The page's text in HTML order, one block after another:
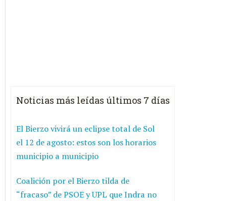
Noticias más leídas últimos 7 días
El Bierzo vivirá un eclipse total de Sol
el 12 de agosto: estos son los horarios
municipio a municipio
Coalición por el Bierzo tilda de
“fracaso” de PSOE y UPL que Indra no